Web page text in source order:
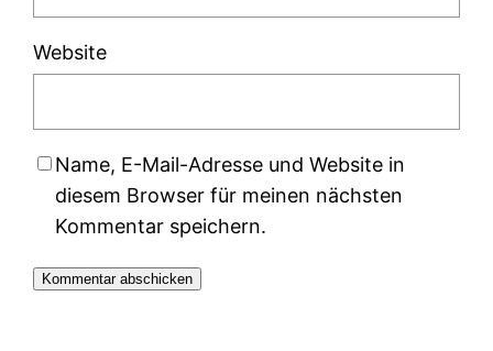
Website
Name, E-Mail-Adresse und Website in
diesem Browser für meinen nächsten
Kommentar speichern.